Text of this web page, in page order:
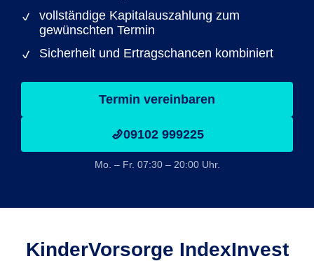
vollständige Kapitalauszahlung zum
gewünschten Termin
Sicherheit und Ertragschancen kombiniert
Termin vereinbaren
09102 999225
Mo. – Fr. 07:30 – 20:00 Uhr.
KinderVorsorge IndexInvest